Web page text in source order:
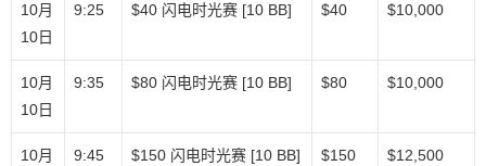
10月
10日
9:25 $40 闪电时光赛 [10 BB] $40 $10,000
10月
10日
9:35 $80 闪电时光赛 [10 BB] $80 $10,000
10月
9:45 $150 闪电时光赛 [10 BB] $150 $12,500